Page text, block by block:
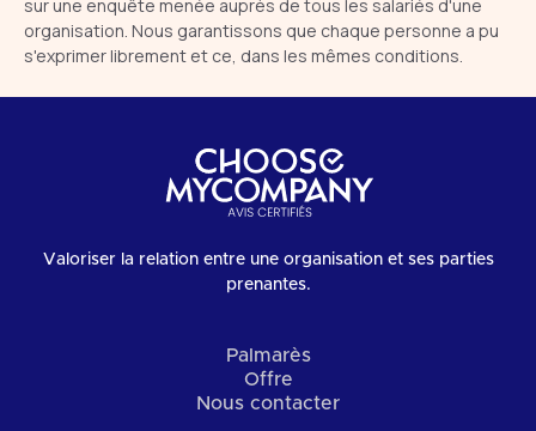
sur une enquête menée auprès de tous les salariés d'une
organisation. Nous garantissons que chaque personne a pu
s'exprimer librement et ce, dans les mêmes conditions.
Valoriser la relation entre une organisation et ses parties
prenantes.
Palmarès
Offre
Nous contacter